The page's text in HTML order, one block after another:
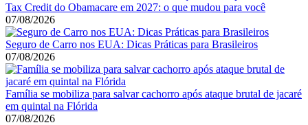
Tax Credit do Obamacare em 2027: o que mudou para você
07/08/2026
Seguro de Carro nos EUA: Dicas Práticas para Brasileiros
07/08/2026
Família se mobiliza para salvar cachorro após ataque brutal de jacaré
em quintal na Flórida
07/08/2026